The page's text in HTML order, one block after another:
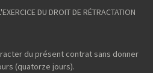
DU DROIT DE RÉTRACTATION
du présent contrat sans donner
(quatorze jours).